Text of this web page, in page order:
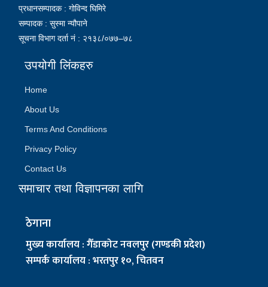
प्रधानसम्पादक : गोविन्द घिमिरे
सम्पादक : सुस्मा न्यौपाने
सूचना विभाग दर्ता नं : २१३८/०७७–७८
उपयोगी लिंकहरु
Home
About Us
Terms And Conditions
Privacy Policy
Contact Us
समाचार तथा विज्ञापनका लागि
ठेगाना
मुख्य कार्यालय : गैँडाकोट नवलपुर (गण्डकी प्रदेश)
सम्पर्क कार्यालय : भरतपुर १०, चितवन